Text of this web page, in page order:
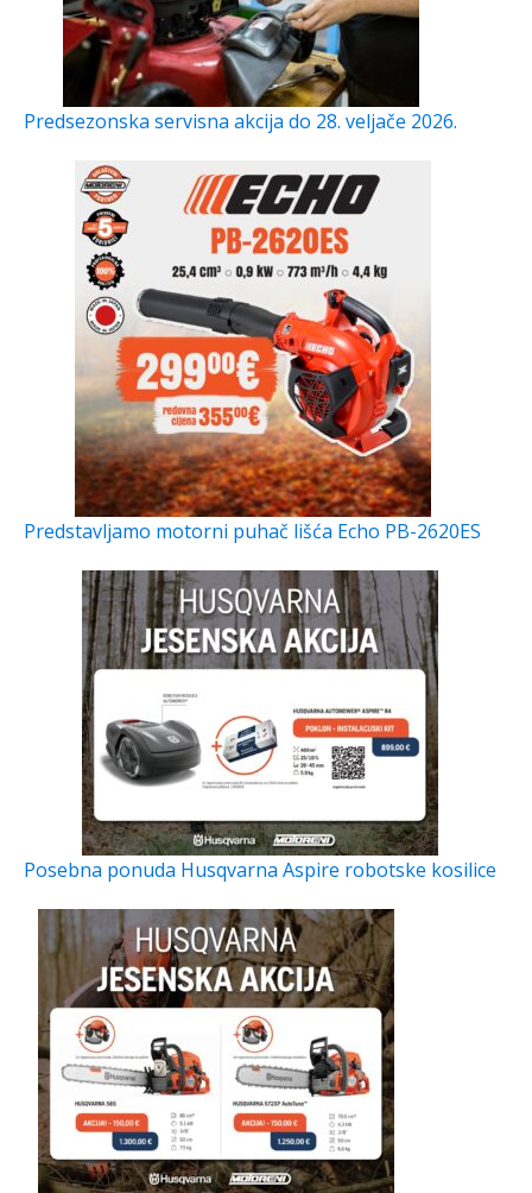
Predsezonska servisna akcija do 28. veljače 2026.
Predstavljamo motorni puhač lišća Echo PB-2620ES
Posebna ponuda Husqvarna Aspire robotske kosilice